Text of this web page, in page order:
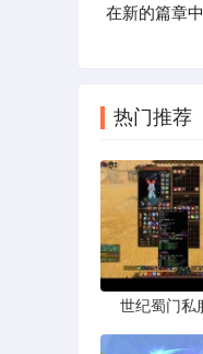
在新的篇章
热门推荐
世纪蜀门私